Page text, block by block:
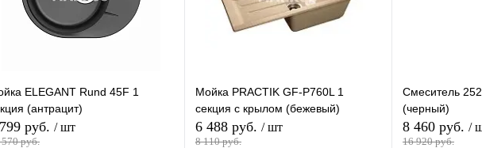
ELEGANT Rund 45F 1
(антрацит)
руб. / шт
руб.
Мойка PRACTIK GF-P760L 1
секция с крылом (бежевый)
6 488 руб. / шт
8 110 руб.
Смеситель
(черный)
8 460 руб. /
16 920 руб.